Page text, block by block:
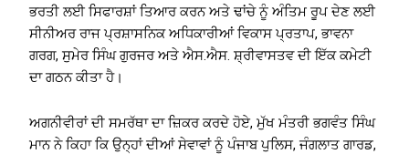
ਭਰਤੀ ਲਈ ਸਿਫਾਰਸ਼ਾਂ ਤਿਆਰ ਕਰਨ ਅਤੇ ਢਾਂਚੇ ਨੂੰ ਅੰਤਿਮ ਰੂਪ ਦੇਣ ਲਈ
ਸੀਨੀਅਰ ਰਾਜ ਪ੍ਰਸ਼ਾਸਨਿਕ ਅਧਿਕਾਰੀਆਂ ਵਿਕਾਸ ਪ੍ਰਤਾਪ, ਭਾਵਨਾ
ਗਰਗ, ਸੁਮੇਰ ਸਿੰਘ ਗੁਰਜਰ ਅਤੇ ਐਸ.ਐਸ. ਸ਼੍ਰੀਵਾਸਤਵ ਦੀ ਇੱਕ ਕਮੇਟੀ
ਦਾ ਗਠਨ ਕੀਤਾ ਹੈ।
ਅਗਨੀਵੀਰਾਂ ਦੀ ਸਮਰੱਥਾ ਦਾ ਜ਼ਿਕਰ ਕਰਦੇ ਹੋਏ, ਮੁੱਖ ਮੰਤਰੀ ਭਗਵੰਤ ਸਿੰਘ
ਮਾਨ ਨੇ ਕਿਹਾ ਕਿ ਉਨ੍ਹਾਂ ਦੀਆਂ ਸੇਵਾਵਾਂ ਨੂੰ ਪੰਜਾਬ ਪੁਲਿਸ, ਜੰਗਲਾਤ ਗਾਰਡ,